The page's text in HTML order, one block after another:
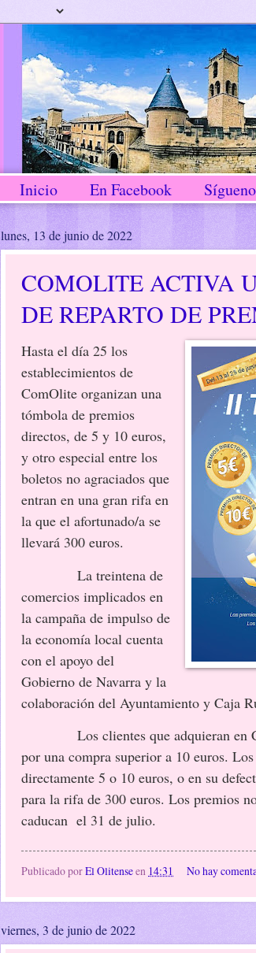
Inicio En Facebook
lunes, 13 de junio de 2022
COMOLITE ACTIVA
DE REPARTO DE
Hasta el día 25 los
establecimientos de
ComOlite organizan una
tómbola de premios
directos, de 5 y 10 euros,
y otro especial entre los
boletos no agraciados que
entran en una gran rifa en
la que el afortunado/a se
llevará 300 euros.
La treintena de
comercios implicados en
la campaña de impulso de
la economía local cuenta
con el apoyo del
Gobierno de Navarra y la
colaboración del Ayuntamiento y Caja
Los clientes que adquieran
por una compra superior a 10 euros.
directamente 5 o 10 euros, o en su
para la rifa de 300 euros. Los premios
caducan el 31 de julio.
Publicado porEl Olitenseen 14:31 No hay
viernes, 3 de junio de 2022